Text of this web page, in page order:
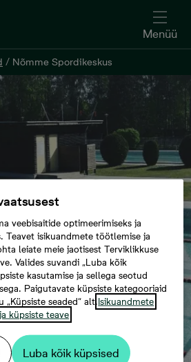
Menüü
/ Nõmme Spordikeskus
veebisaitide optimeerimiseks ja
Teavet isikuandmete töötlemise ja
leiate meie jaotisest Terviklikkuse
Valides suvandi „Luba kõik
kasutamise ja sellega seotud
Paigutavate küpsiste kategooriaid
„Küpsiste seaded“ alt.Isikuandmete
küpsiste teave
Luba kõik küpsised